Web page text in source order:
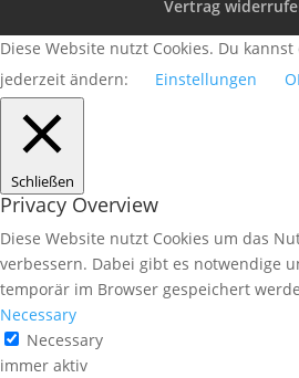
Vertrag
Diese Website nutzt Cookies. Du
jederzeit ändern:
Einstellungen
Schließen
Privacy Overview
Diese Website nutzt Cookies um das
verbessern. Dabei gibt es notwendige
temporär im Browser gespeichert
Necessary
Necessary
immer aktiv